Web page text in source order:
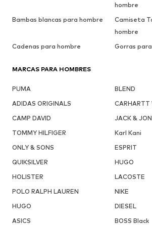
hombre
Bambas blancas para hombre
Camiseta
hombre
Cadenas para hombre
Gorras
MARCAS PARA HOMBRES
PUMA
BLEND
ADIDAS ORIGINALS
CARHARTT
CAMP DAVID
JACK &
TOMMY HILFIGER
Karl Kani
ONLY & SONS
ESPRIT
QUIKSILVER
HUGO
HOLISTER
LACOSTE
POLO RALPH LAUREN
NIKE
HUGO
DIESEL
ASICS
BOSS Black